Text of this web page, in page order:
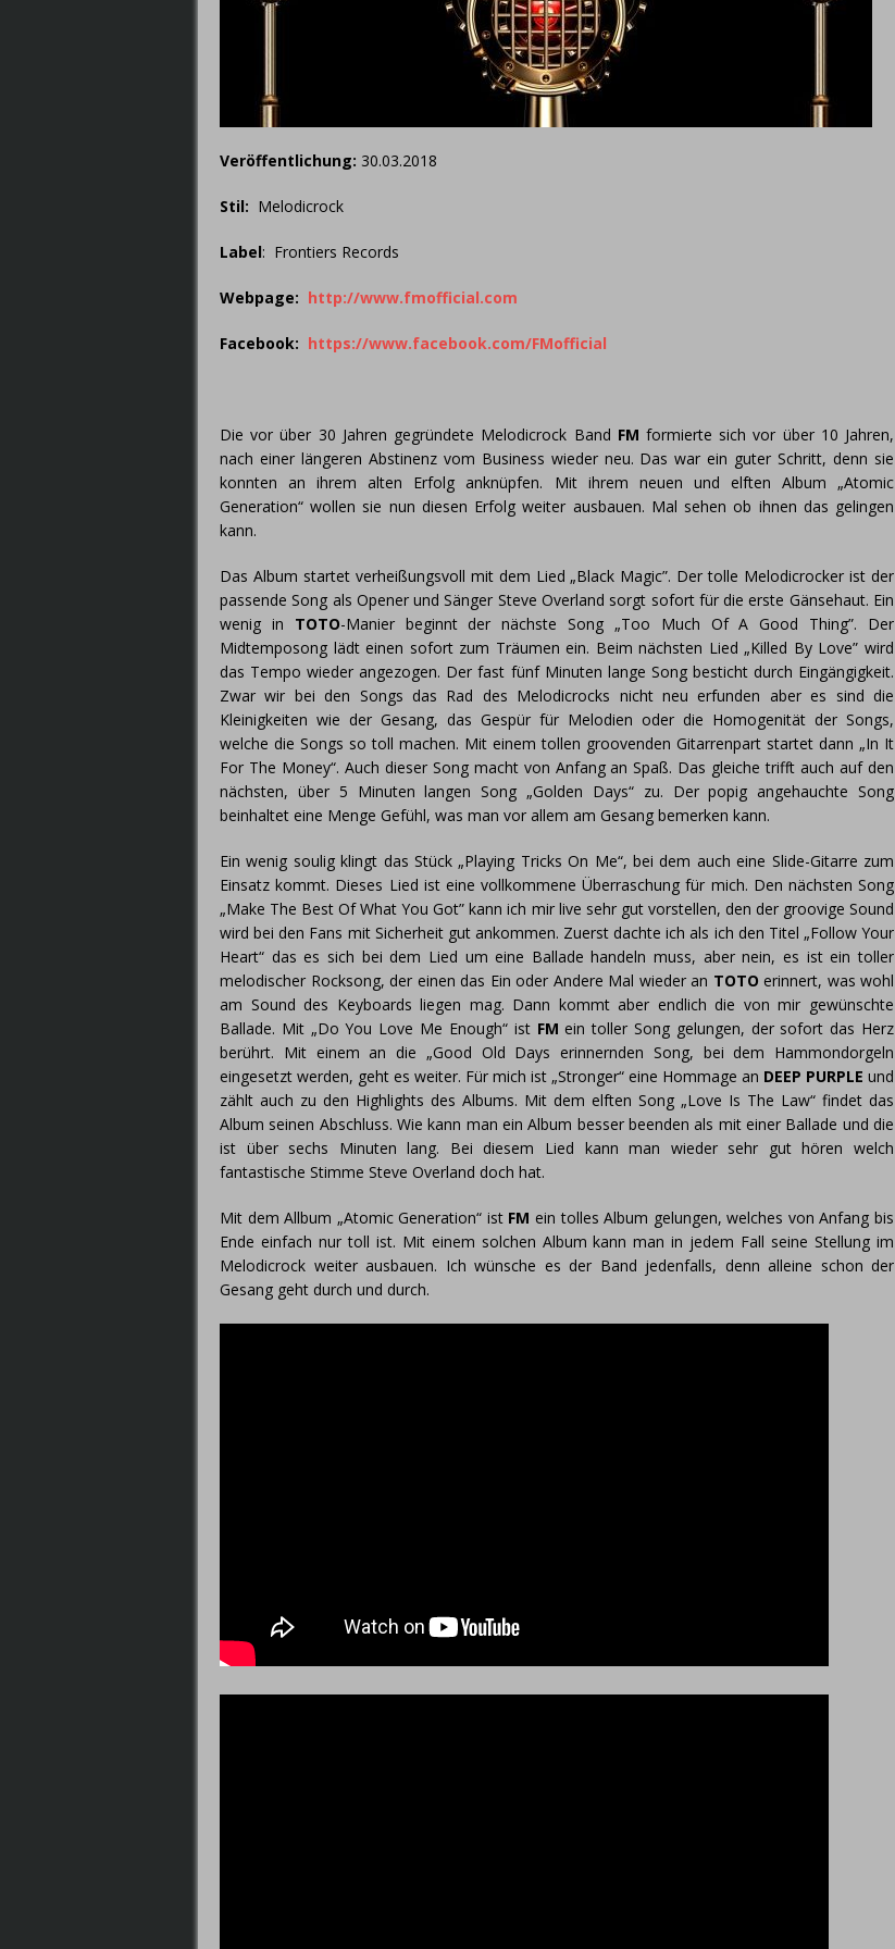
Veröffentlichung: 30.03.2018
Stil: Melodicrock
Label: Frontiers Records
Webpage: http://www.fmofficial.com
Facebook: https://www.facebook.com/FMofficial
Die vor über 30 Jahren gegründete Melodicrock Band FM formierte sich vor über 10 Jahren,
nach einer längeren Abstinenz vom Business wieder neu. Das war ein guter Schritt, denn sie
konnten an ihrem alten Erfolg anknüpfen. Mit ihrem neuen und elften Album „Atomic
Generation“ wollen sie nun diesen Erfolg weiter ausbauen. Mal sehen ob ihnen das gelingen
kann.
Das Album startet verheißungsvoll mit dem Lied „Black Magic”. Der tolle Melodicrocker ist der
passende Song als Opener und Sänger Steve Overland sorgt sofort für die erste Gänsehaut. Ein
wenig in TOTO-Manier beginnt der nächste Song „Too Much Of A Good Thing”. Der
Midtemposong lädt einen sofort zum Träumen ein. Beim nächsten Lied „Killed By Love” wird
das Tempo wieder angezogen. Der fast fünf Minuten lange Song besticht durch Eingängigkeit.
Zwar wir bei den Songs das Rad des Melodicrocks nicht neu erfunden aber es sind die
Kleinigkeiten wie der Gesang, das Gespür für Melodien oder die Homogenität der Songs,
welche die Songs so toll machen. Mit einem tollen groovenden Gitarrenpart startet dann „In It
For The Money“. Auch dieser Song macht von Anfang an Spaß. Das gleiche trifft auch auf den
nächsten, über 5 Minuten langen Song „Golden Days“ zu. Der popig angehauchte Song
beinhaltet eine Menge Gefühl, was man vor allem am Gesang bemerken kann.
Ein wenig soulig klingt das Stück „Playing Tricks On Me“, bei dem auch eine Slide-Gitarre zum
Einsatz kommt. Dieses Lied ist eine vollkommene Überraschung für mich. Den nächsten Song
„Make The Best Of What You Got” kann ich mir live sehr gut vorstellen, den der groovige Sound
wird bei den Fans mit Sicherheit gut ankommen. Zuerst dachte ich als ich den Titel „Follow Your
Heart“ das es sich bei dem Lied um eine Ballade handeln muss, aber nein, es ist ein toller
melodischer Rocksong, der einen das Ein oder Andere Mal wieder an TOTO erinnert, was wohl
am Sound des Keyboards liegen mag. Dann kommt aber endlich die von mir gewünschte
Ballade. Mit „Do You Love Me Enough“ ist FM ein toller Song gelungen, der sofort das Herz
berührt. Mit einem an die „Good Old Days erinnernden Song, bei dem Hammondorgeln
eingesetzt werden, geht es weiter. Für mich ist „Stronger“ eine Hommage an DEEP PURPLE und
zählt auch zu den Highlights des Albums. Mit dem elften Song „Love Is The Law“ findet das
Album seinen Abschluss. Wie kann man ein Album besser beenden als mit einer Ballade und die
ist über sechs Minuten lang. Bei diesem Lied kann man wieder sehr gut hören welch
fantastische Stimme Steve Overland doch hat.
Mit dem Allbum „Atomic Generation“ ist FM ein tolles Album gelungen, welches von Anfang bis
Ende einfach nur toll ist. Mit einem solchen Album kann man in jedem Fall seine Stellung im
Melodicrock weiter ausbauen. Ich wünsche es der Band jedenfalls, denn alleine schon der
Gesang geht durch und durch.